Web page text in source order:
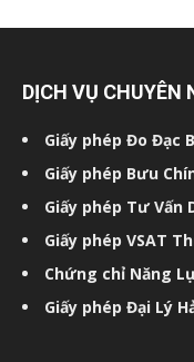
DỊCH VỤ CHUYÊN
Giấy phép Đo Đạc
Giấy phép Bưu
Giấy phép Tư Vấn
Giấy phép VSAT
Chứng chỉ Năng
Giấy phép Đại Lý